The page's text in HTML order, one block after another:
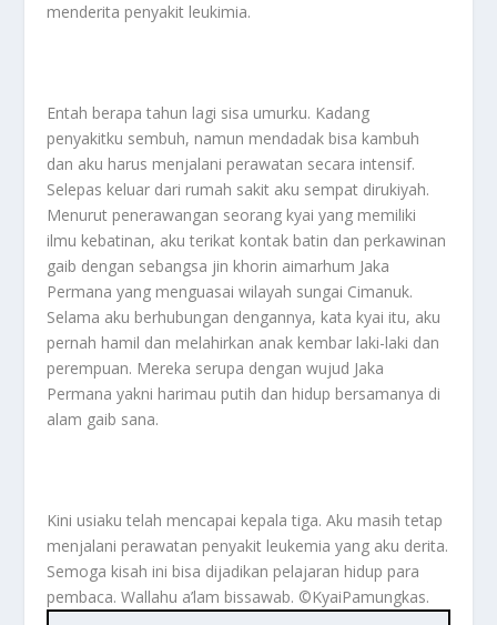
menderita penyakit leukimia.
Entah berapa tahun lagi sisa umurku. Kadang
penyakitku sembuh, namun mendadak bisa kambuh
dan aku harus menjalani perawatan secara intensif.
Selepas keluar dari rumah sakit aku sempat dirukiyah.
Menurut penerawangan seorang kyai yang memiliki
ilmu kebatinan, aku terikat kontak batin dan perkawinan
gaib dengan sebangsa jin khorin aimarhum Jaka
Permana yang menguasai wilayah sungai Cimanuk.
Selama aku berhubungan dengannya, kata kyai itu, aku
pernah hamil dan melahirkan anak kembar laki-laki dan
perempuan. Mereka serupa dengan wujud Jaka
Permana yakni harimau putih dan hidup bersamanya di
alam gaib sana.
Kini usiaku telah mencapai kepala tiga. Aku masih tetap
menjalani perawatan penyakit leukemia yang aku derita.
Semoga kisah ini bisa dijadikan pelajaran hidup para
pembaca. Wallahu a’lam bissawab. ©️KyaiPamungkas.